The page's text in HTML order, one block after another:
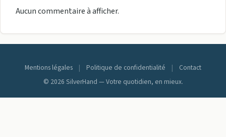
Aucun commentaire à afficher.
Mentions légales | Politique de confidentialité |
Contact
© 2026 SilverHand — Votre quotidien, en mieux.